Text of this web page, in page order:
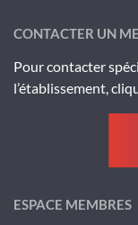
CONTACTER UN
Pour contacter
l’établissement,
ESPACE MEMBRES